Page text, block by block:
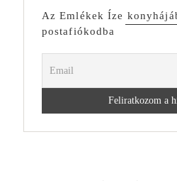
Az Emlékek Íze
postafiókodba